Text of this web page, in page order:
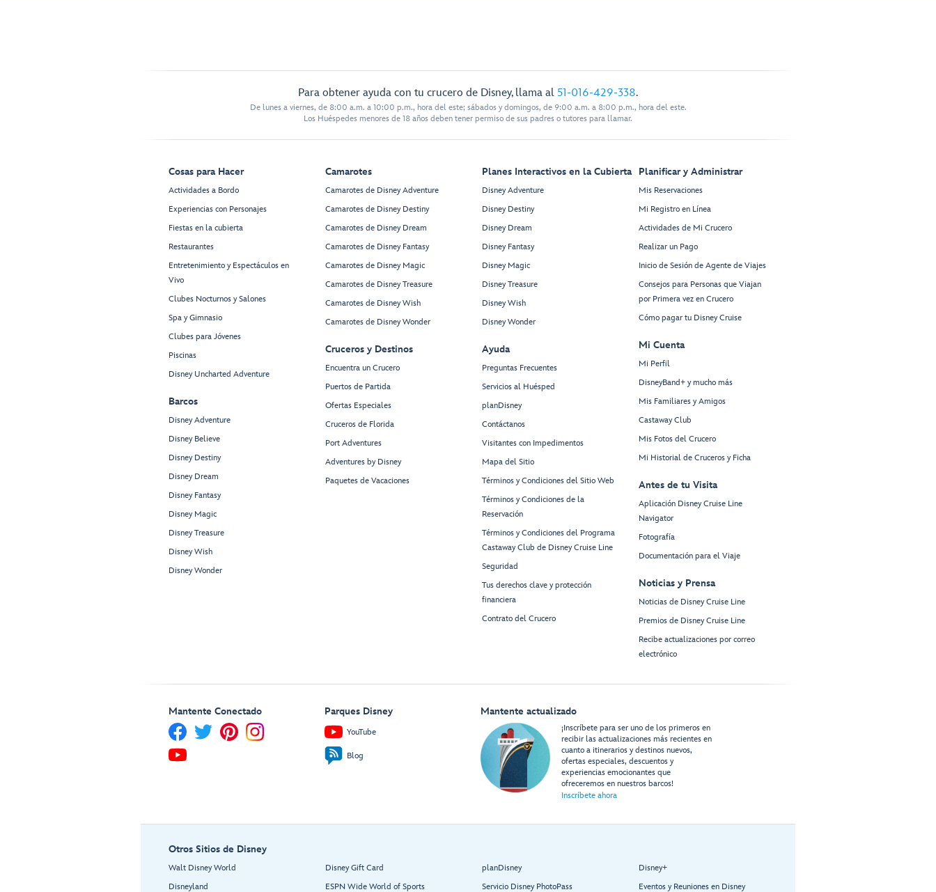
Para obtener ayuda con tu crucero de Disney, llama al 51-016-429-338.
De lunes a viernes, de 8:00 a.m. a 10:00 p.m., hora del este; sábados y domingos, de 9:00 a.m. a 8:00 p.m., hora del este.
Los Huéspedes menores de 18 años deben tener permiso de sus padres o tutores para llamar.
Cosas para Hacer
Actividades a Bordo
Experiencias con Personajes
Fiestas en la cubierta
Restaurantes
Entretenimiento y Espectáculos en
Vivo
Clubes Nocturnos y Salones
Spa y Gimnasio
Clubes para Jóvenes
Piscinas
Disney Uncharted Adventure
Barcos
Disney Adventure
Disney Believe
Disney Destiny
Disney Dream
Disney Fantasy
Disney Magic
Disney Treasure
Disney Wish
Disney Wonder
Camarotes
Camarotes de Disney Adventure
Camarotes de Disney Destiny
Camarotes de Disney Dream
Camarotes de Disney Fantasy
Camarotes de Disney Magic
Camarotes de Disney Treasure
Camarotes de Disney Wish
Camarotes de Disney Wonder
Cruceros y Destinos
Encuentra un Crucero
Puertos de Partida
Ofertas Especiales
Cruceros de Florida
Port Adventures
Adventures by Disney
Paquetes de Vacaciones
Planes Interactivos en la Cubierta
Disney Adventure
Disney Destiny
Disney Dream
Disney Fantasy
Disney Magic
Disney Treasure
Disney Wish
Disney Wonder
Ayuda
Preguntas Frecuentes
Servicios al Huésped
planDisney
Contáctanos
Visitantes con Impedimentos
Mapa del Sitio
Términos y Condiciones del Sitio Web
Términos y Condiciones de la
Reservación
Términos y Condiciones del Programa
Castaway Club de Disney Cruise Line
Seguridad
Tus derechos clave y protección
financiera
Contrato del Crucero
Planificar y Administrar
Mis Reservaciones
Mi Registro en Línea
Actividades de Mi Crucero
Realizar un Pago
Inicio de Sesión de Agente de Viajes
Consejos para Personas que Viajan
por Primera vez en Crucero
Cómo pagar tu Disney Cruise
Mi Cuenta
Mi Perfil
DisneyBand+ y mucho más
Mis Familiares y Amigos
Castaway Club
Mis Fotos del Crucero
Mi Historial de Cruceros y Ficha
Antes de tu Visita
Aplicación Disney Cruise Line
Navigator
Fotografía
Documentación para el Viaje
Noticias y Prensa
Noticias de Disney Cruise Line
Premios de Disney Cruise Line
Recibe actualizaciones por correo
electrónico
Mantente Conectado Parques Disney
YouTube
Blog
Mantente actualizado
¡Inscríbete para ser uno de los primeros en
recibir las actualizaciones más recientes en
cuanto a itinerarios y destinos nuevos,
ofertas especiales, descuentos y
experiencias emocionantes que
ofreceremos en nuestros barcos!
Inscríbete ahora
Otros Sitios de Disney
Walt Disney World
Disneyland
Disney Gift Card
ESPN Wide World of Sports
planDisney
Servicio Disney PhotoPass
Disney+
Eventos y Reuniones en Disney